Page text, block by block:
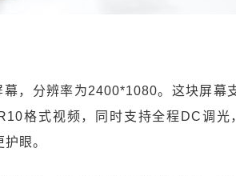
，分辨率为2400*1080。这块屏幕
格式视频，同时支持全程DC调光
眼。